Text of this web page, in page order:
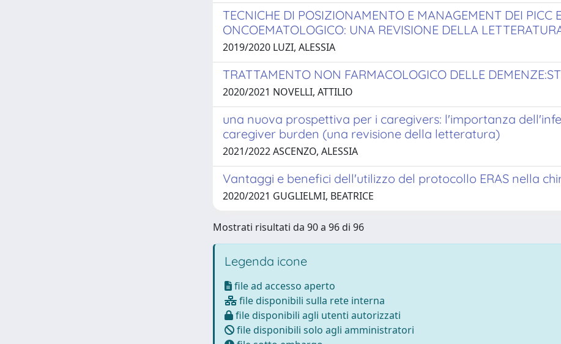
TECNICHE DI POSIZIONAMENTO E MANAGEMENT DEI PICC
ONCOEMATOLOGICO: UNA REVISIONE DELLA
2019/2020 LUZI, ALESSIA
TRATTAMENTO NON FARMACOLOGICO DELLE
2020/2021 NOVELLI, ATTILIO
una nuova prospettiva per i caregivers: l'importanza
caregiver burden (una revisione della letteratura)
2021/2022 ASCENZO, ALESSIA
Vantaggi e benefici dell'utilizzo del protocollo ERAS nella
2020/2021 GUGLIELMI, BEATRICE
Mostrati risultati da 90 a 96 di 96
Legenda icone
file ad accesso aperto
file disponibili sulla rete interna
file disponibili agli utenti autorizzati
file disponibili solo agli amministratori